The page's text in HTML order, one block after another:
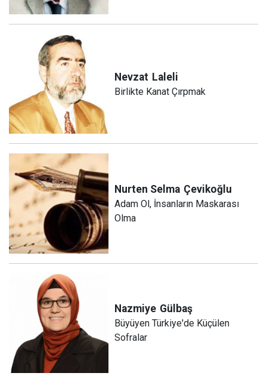
Nevzat Laleli
Birlikte Kanat Çırpmak
Nurten Selma Çevikoğlu
Adam Ol, İnsanların Maskarası
Olma
Nazmiye Gülbaş
Büyüyen Türkiye'de Küçülen
Sofralar